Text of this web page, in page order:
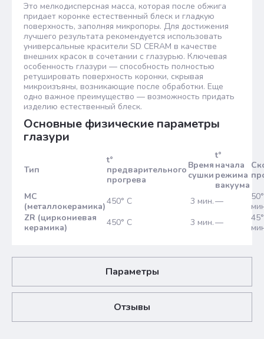
Это мелкодисперсная масса, которая после обжига
придает коронке естественный блеск и гладкую
поверхность, заполняя микропоры. Для достижения
лучшего результата рекомендуется использовать
универсальные красители SD CERAM в качестве
внешних красок в сочетании с глазурью. Ключевая
особенность глазури — способность полностью
ретушировать поверхность коронки, скрывая
микроизъяны, возникающие после обработки. Еще
одно важное преимущество — возможность придать
изделию естественный блеск.
Основные физические параметры
глазури
Тип
t°
предварительного
прогрева
Время
сушки
t°
начала
режима
вакуума
МС
(металлокерамика)450° С 3 мин.—
ZR (циркониевая
керамика)
450° С 3 мин.—
Параметры
Отзывы